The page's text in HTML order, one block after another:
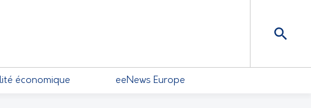
économique eeNews Europe